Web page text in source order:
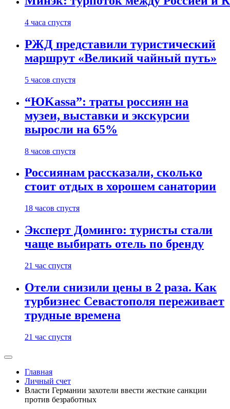
4 часа спустя
РЖД представили туристический
маршрут «Великий чайный путь»
5 часов спустя
“ЮKassa”: траты россиян на
музеи, выставки и экскурсии
выросли на 65%
8 часов спустя
Россиянам рассказали, сколько
стоит отдых в хорошем санатории
18 часов спустя
Эксперт Доминго: туристы стали
чаще выбирать отель по бренду
21 час спустя
Отели снизили цены в 2 раза. Как
турбизнес Севастополя переживает
трудные времена
21 час спустя
Главная
Личный счет
Власти Германии захотели ввести жесткие санкции
против безработных